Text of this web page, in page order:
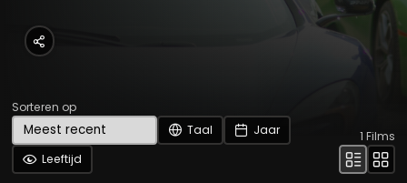
Sorteren op
Taal
Jaar
Leeftijd
1 Films